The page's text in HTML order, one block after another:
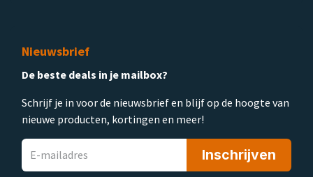
Nieuwsbrief
De beste deals in je mailbox?
Schrijf je in voor de nieuwsbrief en blijf op de hoogte van
nieuwe producten, kortingen en meer!
Inschrijven